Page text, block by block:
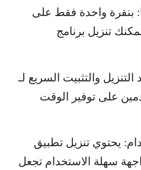
بنقرة واحدة فقط على
تنزيل برنامج
والتثبيت السريع لـ
على توفير الوقت
يحتوي تنزيل تطبيق
سهلة الاستخدام تجعل